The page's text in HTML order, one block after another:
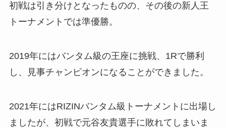
初戦は引き分けとなったものの、その後の新人王
トーナメントでは準優勝。
2019年にはバンタム級の王座に挑戦、1Rで勝利
し、見事チャンピオンになることができました。
2021年にはRIZINバンタム級トーナメントに出場し
ましたが、初戦で元谷友貴選手に敗れてしまいま